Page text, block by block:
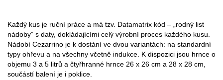
Každý kus je ruční práce a má tzv. Datamatrix kód – „rodný list
nádoby” s daty, dokládajícími celý výrobní proces každého kusu.
Nádobí Cezarrino je k dostání ve dvou variantách: na standardní
typy ohřevu a na všechny včetně indukce. K dispozici jsou hrnce o
objemu 3 a 5 litrů a čtyřhranné hrnce 26 x 26 cm a 28 x 28 cm,
součástí balení je i poklice.